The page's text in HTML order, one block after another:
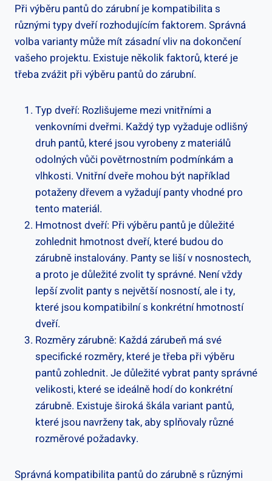
Při výběru pantů do zárubní je kompatibilita s
různými typy dveří rozhodujícím faktorem. Správná
volba varianty může mít zásadní vliv na dokončení
vašeho projektu. Existuje několik faktorů, které je
třeba zvážit při výběru pantů do zárubní.
Typ dveří: Rozlišujeme mezi vnitřními a
venkovními dveřmi. Každý typ vyžaduje odlišný
druh pantů, které jsou vyrobeny z materiálů
odolných vůči povětrnostním podmínkám a
vlhkosti. Vnitřní dveře mohou být například
potaženy dřevem a vyžadují panty vhodné pro
tento materiál.
Hmotnost dveří: Při výběru pantů je důležité
zohlednit hmotnost dveří, které budou do
zárubně instalovány. Panty se liší v nosnostech,
a proto je důležité zvolit ty správné. Není vždy
lepší zvolit panty s největší nosností, ale i ty,
které jsou kompatibilní s konkrétní hmotností
dveří.
Rozměry zárubně: Každá zárubeň má své
specifické rozměry, které je třeba při výběru
pantů zohlednit. Je důležité vybrat panty správné
velikosti, které se ideálně hodí do konkrétní
zárubně. Existuje široká škála variant pantů,
které jsou navrženy tak, aby splňovaly různé
rozměrové požadavky.
Správná kompatibilita pantů do zárubně s různými